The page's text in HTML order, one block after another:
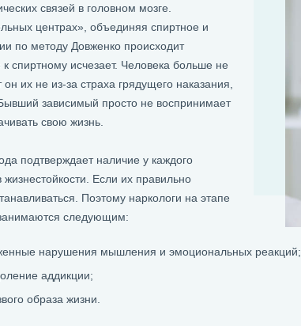
связей в головном мозге.
центрах», объединяя спиртное и
по методу Довженко происходит
к спиртному исчезает. Человека больше не
их не из-за страха грядущего наказания,
зависимый просто не воспринимает
свою жизнь.
подтверждает наличие у каждого
Если их правильно
Поэтому наркологи на этапе
следующим:
нарушения мышления и эмоциональных реакций;
аддикции;
образа жизни.